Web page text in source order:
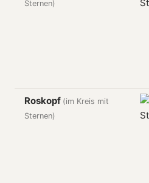
Sternen)
Roskopf (im Kreis mit
Sternen)